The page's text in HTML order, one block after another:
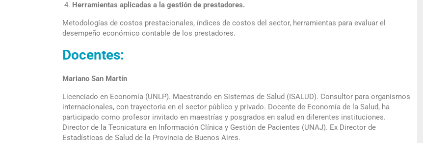
Herramientas aplicadas a la gestión de prestadores.
Metodologías de costos prestacionales, índices de costos del sector, herramientas para evaluar el
desempeño económico contable de los prestadores.
Docentes:
Mariano San Martín
Licenciado en Economía (UNLP). Maestrando en Sistemas de Salud (ISALUD). Consultor para organismos
internacionales, con trayectoria en el sector público y privado. Docente de Economía de la Salud, ha
participado como profesor invitado en maestrías y posgrados en salud en diferentes instituciones.
Director de la Tecnicatura en Información Clínica y Gestión de Pacientes (UNAJ). Ex Director de
Estadísticas de Salud de la Provincia de Buenos Aires.